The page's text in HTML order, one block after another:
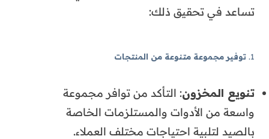
تساعد في تحقيق ذلك:
1. توفير مجموعة متنوعة من المنتجات
تنويع المخزون: التأكد من توافر مجموعة
واسعة من الأدوات والمستلزمات الخاصة
بالصيد لتلبية احتياجات مختلف العملاء.